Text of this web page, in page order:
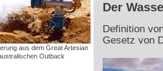
aus dem Great Artesian
Outback
Der
Definition
Gesetz von